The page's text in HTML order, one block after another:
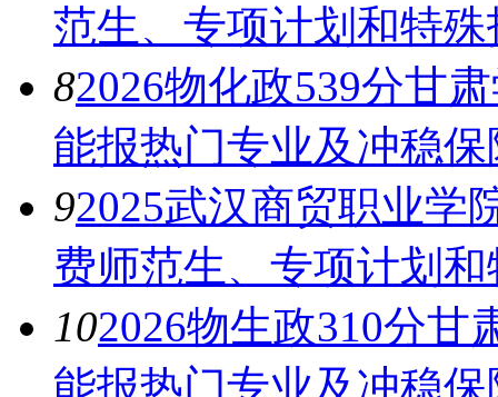
范生、专项计划和特殊
82026物化政539分甘
能报热门专业及冲稳
92025武汉商贸职业学
费师范生、专项计划
102026物生政310分甘
能报热门专业及冲稳